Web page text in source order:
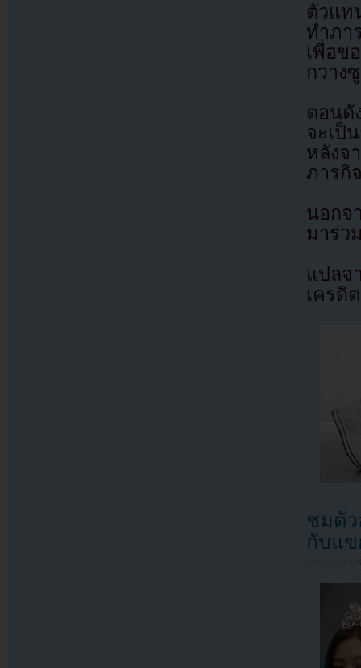
ตัวแท
ทำภา
เพื่อข
กวาง
ตอนดั
จะเป็
หลังจ
ภารกิ
นอกจ
มาร่ว
แปล
เครดิ
ชมตัว
กับแข